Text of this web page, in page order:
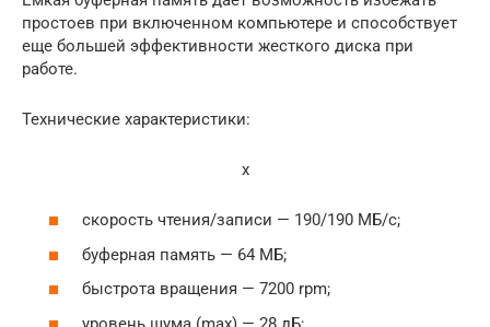
простоев при включенном компьютере и способствует
еще большей эффективности жесткого диска при
работе.
Технические характеристики:
x
скорость чтения/записи — 190/190 МБ/с;
буферная память — 64 МБ;
быстрота вращения — 7200 rpm;